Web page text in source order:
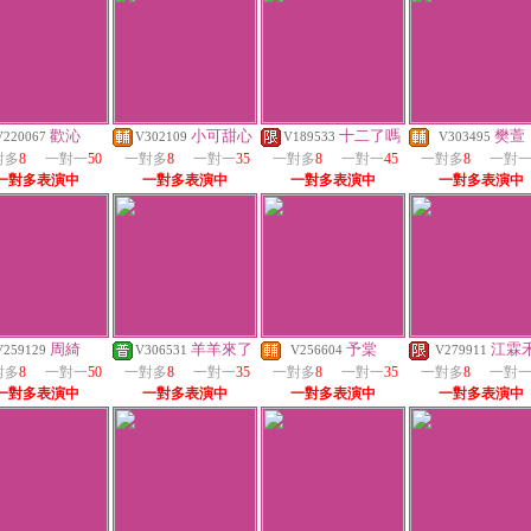
歡沁
多8 一對一50
對多表演中
V302109 小可甜心
一對多8 一對一35
一對多表演中
V189533 十二了嗎
一對多8 一對一45
一對多表演中
V303495 樊萱
一對多8
一對一
一對多表演中
周綺
多8 一對一50
對多表演中
V306531 羊羊來了
一對多8 一對一35
一對多表演中
V256604 予棠
一對多8 一對一35
一對多表演中
V279911 江霖
一對多8
一對一
一對多表演中